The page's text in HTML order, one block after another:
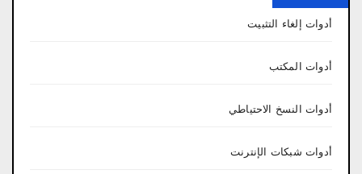
أدوات إلغاء التثبيت
أدوات المكتب
أدوات النسخ الاحتياطي
أدوات شبكات الإنترنت